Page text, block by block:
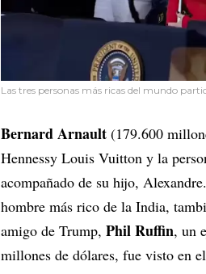
Las tres personas más ricas del mundo
Bernard Arnault (179.600
Hennessy Louis Vuitton y la
acompañado de su hijo, Alexandre.
hombre más rico de la India,
amigo de Trump, Phil Ruffin, un
millones de dólares, fue visto en